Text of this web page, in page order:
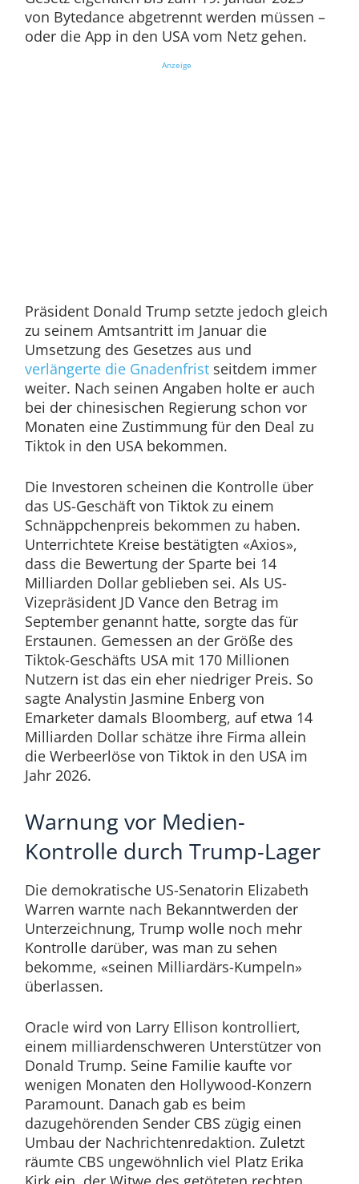
von Bytedance abgetrennt werden müssen –
oder die App in den USA vom Netz gehen.
Anzeige
Präsident Donald Trump setzte jedoch gleich
zu seinem Amtsantritt im Januar die
Umsetzung des Gesetzes aus und
verlängerte die Gnadenfristseitdem immer
weiter. Nach seinen Angaben holte er auch
bei der chinesischen Regierung schon vor
Monaten eine Zustimmung für den Deal zu
Tiktok in den USA bekommen.
Die Investoren scheinen die Kontrolle über
das US-Geschäft von Tiktok zu einem
Schnäppchenpreis bekommen zu haben.
Unterrichtete Kreise bestätigten «Axios»,
dass die Bewertung der Sparte bei 14
Milliarden Dollar geblieben sei. Als US-
Vizepräsident JD Vance den Betrag im
September genannt hatte, sorgte das für
Erstaunen. Gemessen an der Größe des
Tiktok-Geschäfts USA mit 170 Millionen
Nutzern ist das ein eher niedriger Preis. So
sagte Analystin Jasmine Enberg von
Emarketer damals Bloomberg, auf etwa 14
Milliarden Dollar schätze ihre Firma allein
die Werbeerlöse von Tiktok in den USA im
Jahr 2026.
Warnung vor Medien-
Kontrolle durch Trump-Lager
Die demokratische US-Senatorin Elizabeth
Warren warnte nach Bekanntwerden der
Unterzeichnung, Trump wolle noch mehr
Kontrolle darüber, was man zu sehen
bekomme, «seinen Milliardärs-Kumpeln»
überlassen.
Oracle wird von Larry Ellison kontrolliert,
einem milliardenschweren Unterstützer von
Donald Trump. Seine Familie kaufte vor
wenigen Monaten den Hollywood-Konzern
Paramount. Danach gab es beim
dazugehörenden Sender CBS zügig einen
Umbau der Nachrichtenredaktion. Zuletzt
räumte CBS ungewöhnlich viel Platz Erika